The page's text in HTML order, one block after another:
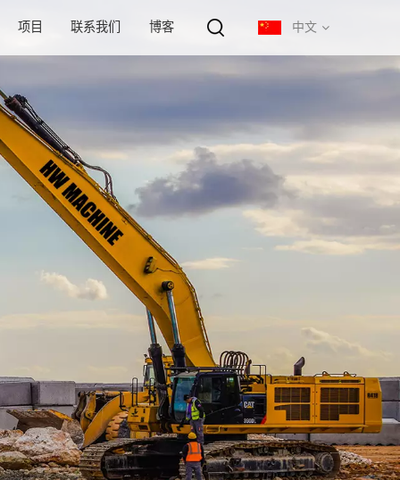
项目 联系我们 博客 中文
français
русский
español
português